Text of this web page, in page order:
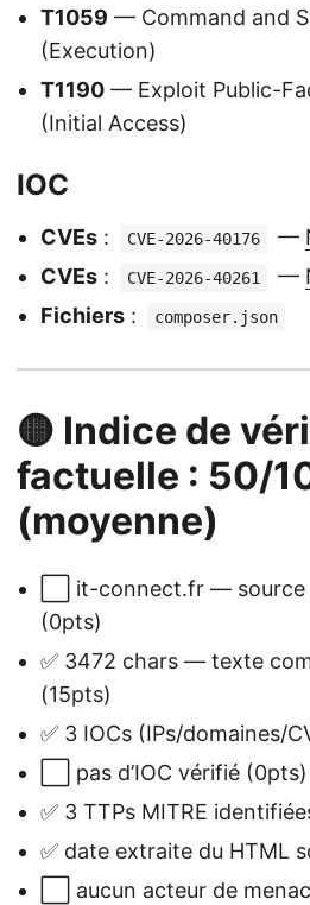
T1059 — Command and
(Execution)
T1190 — Exploit Public-
(Initial Access)
IOC
CVEs : CVE-2026-40176 —
CVEs : CVE-2026-40261 —
Fichiers : composer.json
🟡 Indice de
factuelle : 50/
(moyenne)
⬜ it-connect.fr — source
(0pts)
✅ 3472 chars — texte
(15pts)
✅ 3 IOCs (IPs/domaines/
⬜ pas d’IOC vérifié (0pts)
✅ 3 TTPs MITRE
✅ date extraite du HTML
⬜ aucun acteur de